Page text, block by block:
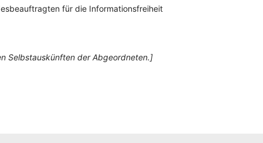
für die Informationsfreiheit
Selbstauskünften der Abgeordneten.]